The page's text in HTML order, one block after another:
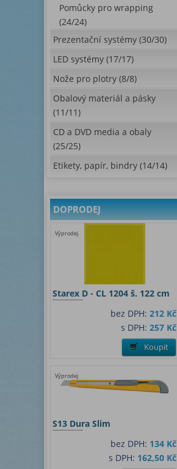
Pomůcky pro wrapping
(24/24)
Prezentační systémy (30/30)
LED systémy (17/17)
Nože pro plotry (8/8)
Obalový materiál a pásky
(11/11)
CD a DVD media a obaly
(25/25)
Etikety, papír, bindry (14/14)
DOPRODEJ
Výprodej
Starex D - CL 1204 š. 122 cm
bez DPH: 212 Kč
s DPH: 257 Kč
Koupit
Výprodej
S13 Dura Slim
bez DPH: 134 Kč
s DPH: 162,50 Kč